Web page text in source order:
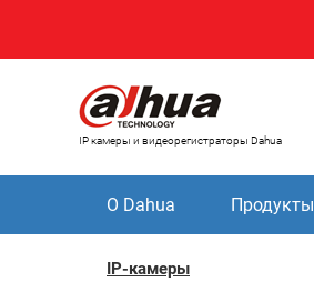
IP камеры и видеорегистраторы Dahua
О Dahua Продукты
IP-камеры